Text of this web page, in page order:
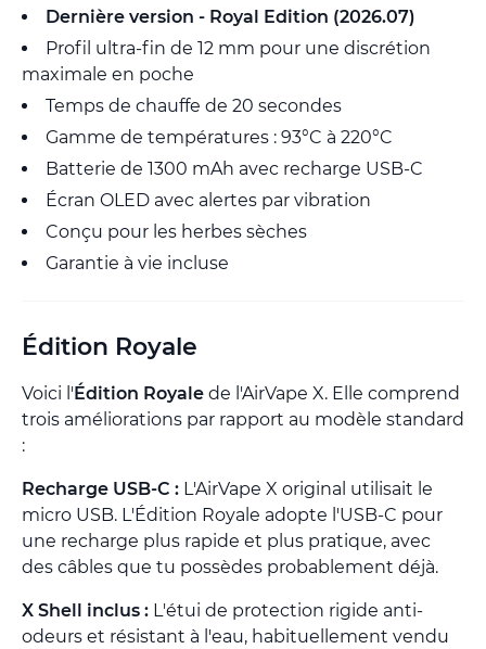
Dernière version - Royal Edition (2026.07)
Profil ultra-fin de 12 mm pour une discrétion
maximale en poche
Temps de chauffe de 20 secondes
Gamme de températures : 93°C à 220°C
Batterie de 1300 mAh avec recharge USB-C
Écran OLED avec alertes par vibration
Conçu pour les herbes sèches
Garantie à vie incluse
Édition Royale
Voici l'Édition Royale de l'AirVape X. Elle comprend
trois améliorations par rapport au modèle standard
:
Recharge USB-C : L'AirVape X original utilisait le
micro USB. L'Édition Royale adopte l'USB-C pour
une recharge plus rapide et plus pratique, avec
des câbles que tu possèdes probablement déjà.
X Shell inclus : L'étui de protection rigide anti-
odeurs et résistant à l'eau, habituellement vendu